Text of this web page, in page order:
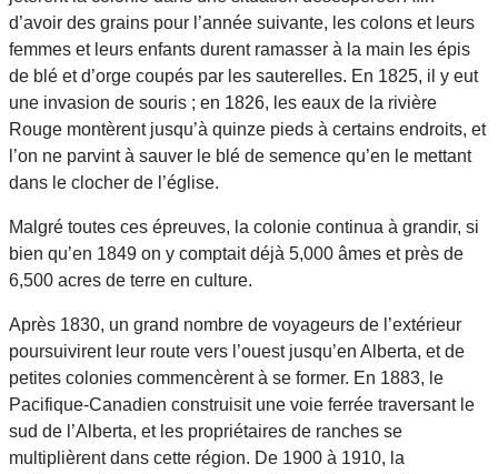
d’avoir des grains pour l’année suivante, les colons et leurs
femmes et leurs enfants durent ramasser à la main les épis
de blé et d’orge coupés par les sauterelles. En 1825, il y eut
une invasion de souris ; en 1826, les eaux de la rivière
Rouge montèrent jusqu’à quinze pieds à certains endroits, et
l’on ne parvint à sauver le blé de semence qu’en le mettant
dans le clocher de l’église.
Malgré toutes ces épreuves, la colonie continua à grandir, si
bien qu’en 1849 on y comptait déjà 5,000 âmes et près de
6,500 acres de terre en culture.
Après 1830, un grand nombre de voyageurs de l’extérieur
poursuivirent leur route vers l’ouest jusqu’en Alberta, et de
petites colonies commencèrent à se former. En 1883, le
Pacifique-Canadien construisit une voie ferrée traversant le
sud de l’Alberta, et les propriétaires de ranches se
multiplièrent dans cette région. De 1900 à 1910, la